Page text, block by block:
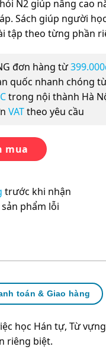
N2 giúp nâng cao
Sách giúp người
tập theo từng phần
đơn hàng từ
quốc nhanh chóng
trong nội thành Hà
VATtheo yêu cầu
Trình Độ N2 Luyện
mua
trước khi nhận
phẩm lỗi
toán & Giao hàng
học Hán tự, Từ
riêng biệt.